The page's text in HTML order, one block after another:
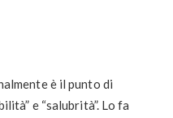
è il punto di
e “salubrità”. Lo fa